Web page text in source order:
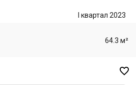
I квартал 2023
64.3 м²
